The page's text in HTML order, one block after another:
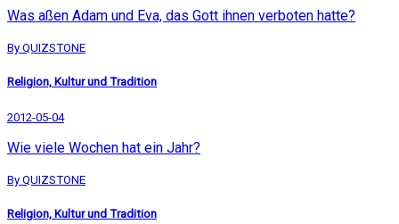
Was aßen Adam und Eva, das Gott ihnen verboten hatte?
By QUIZSTONE
Religion, Kultur und Tradition
2012-05-04
Wie viele Wochen hat ein Jahr?
By QUIZSTONE
Religion, Kultur und Tradition